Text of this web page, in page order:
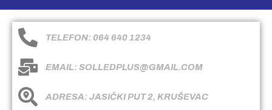
TELEFON: 064 640 1234
EMAIL: SOLLEDPLUS@GMAIL.COM
ADRESA: JASIČKI PUT 2, KRUŠEVAC